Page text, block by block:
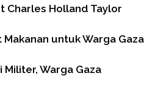
Charles Holland Taylor
Makanan untuk Warga Gaza
Warga Gaza